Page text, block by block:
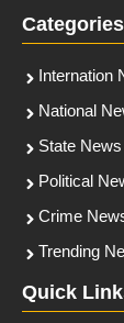
Categories
Internation
National
State News
Political
Crime
Trending
Quick